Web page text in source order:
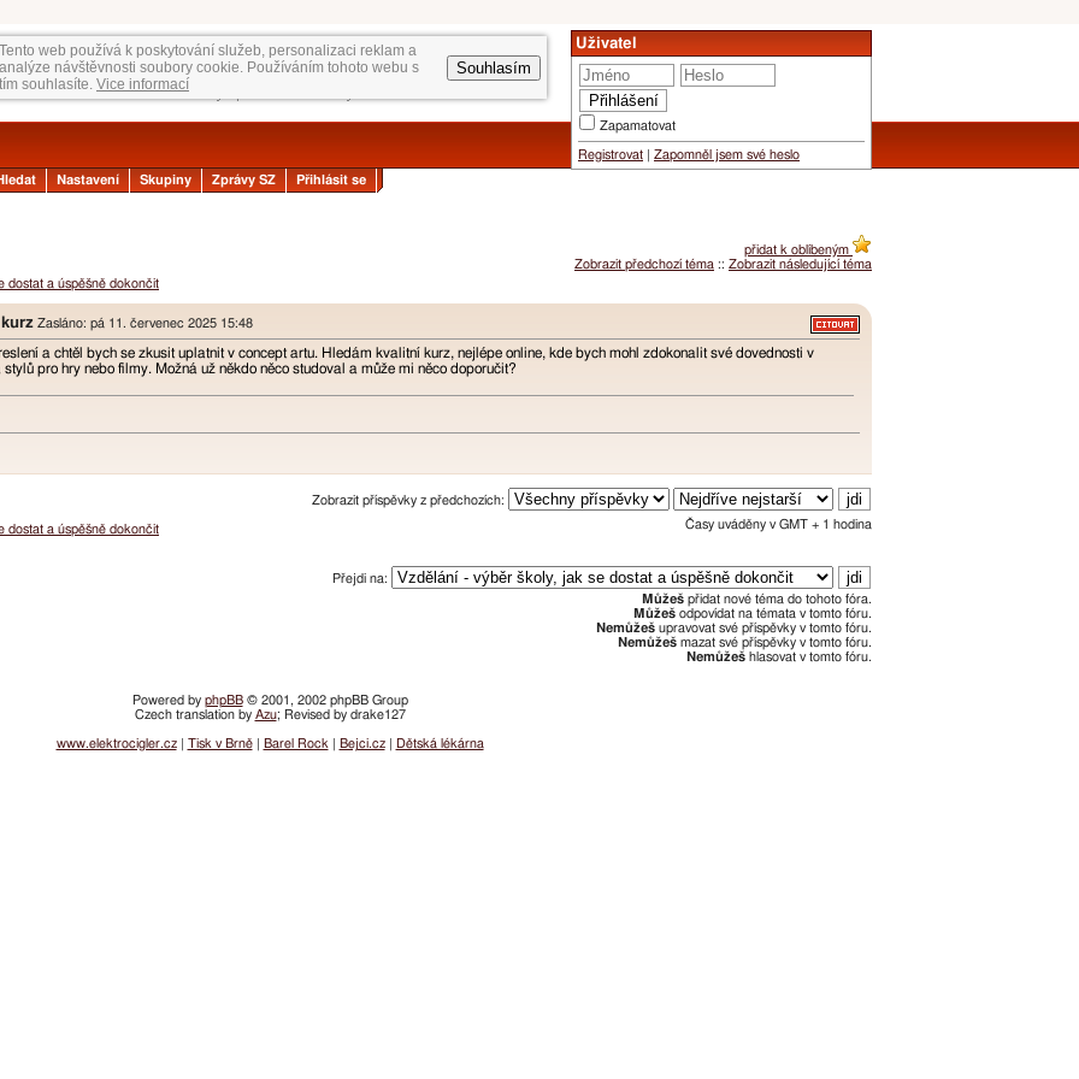
Tento web používá k poskytování služeb, personalizaci reklam a
analýze návštěvnosti soubory cookie. Používáním tohoto webu s
tím souhlasíte. Vice informací
Souhlasím
Uživatel
Zapamatovat
Registrovat Zapomněl jsem své heslo
Nastavení Skupiny Zprávy SZ Přihlásit se
přidat k oblíbeným
Zobrazit předchozí téma :: Zobrazit následující téma
dostat a úspěšně dokončit
Zasláno: pá 11. červenec 2025 15:48
a chtěl bych se zkusit uplatnit v concept artu. Hledám kvalitní kurz, nejlépe online, kde bych mohl zdokonalit své dovednosti v
pro hry nebo filmy. Možná už někdo něco studoval a může mi něco doporučit?
Zobrazit příspěvky z předchozích:
Časy uváděny v GMT + 1 hodina
Přejdi na:
Můžeš přidat nové téma do tohoto fóra.
Můžeš odpovídat na témata v tomto fóru.
Nemůžeš upravovat své příspěvky v tomto fóru.
Nemůžeš mazat své příspěvky v tomto fóru.
Nemůžeš hlasovat v tomto fóru.
dostat a úspěšně dokončit
Powered by phpBB© 2001, 2002 phpBB Group
Czech translation by Azu; Revised by drake127
www.elektrocigler.cz| Tisk v Brně| Barel Rock Bejci.cz| Dětská lékárna